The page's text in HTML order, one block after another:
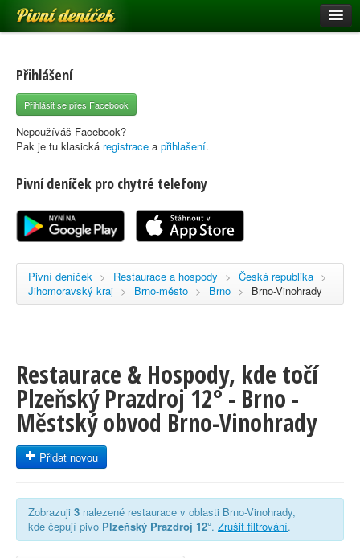
Pivní deníček
Pivní mapa
Pivní značky
Nápověda
Registrace
Přihlášení
Přihlásit se přes Facebook
Nepoužíváš Facebook?
Pak je tu klasická registrace a přihlašení.
Pivní deníček pro chytré telefony
Pivní deníček > Restaurace a hospody > Česká republika >
Jihomoravský kraj > Brno-město > Brno > Brno-Vinohrady
Restaurace & Hospody, kde točí
Plzeňský Prazdroj 12° - Brno -
Městský obvod Brno-Vinohrady
Přidat novou
Zobrazuji 3 nalezené restaurace v oblasti Brno-Vinohrady,
kde čepují pivo Plzeňský Prazdroj 12°. Zrušit filtrování.